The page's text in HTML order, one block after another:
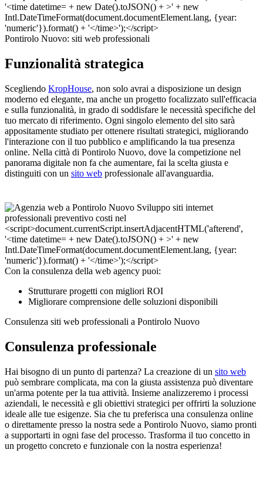
Pontirolo Nuovo: siti web professionali
Funzionalità strategica
Scegliendo KropHouse, non solo avrai a disposizione un design
moderno ed elegante, ma anche un progetto focalizzato sull'efficacia
e sulla funzionalità, in grado di soddisfare le necessità specifiche del
tuo mercato di riferimento. Ogni singolo elemento del sito sarà
appositamente studiato per ottenere risultati strategici, migliorando
l'interazione con il tuo pubblico e amplificando la tua presenza
online. Nella città di Pontirolo Nuovo, dove la competizione nel
panorama digitale non fa che aumentare, fai la scelta giusta e
distinguiti con un sito web professionale all'avanguardia.
Con la consulenza della web agency puoi:
Strutturare progetti con migliori ROI
Migliorare comprensione delle soluzioni disponibili
Consulenza siti web professionali a Pontirolo Nuovo
Consulenza professionale
Hai bisogno di un punto di partenza? La creazione di un sito web
può sembrare complicata, ma con la giusta assistenza può diventare
un'arma potente per la tua attività. Insieme analizzeremo i processi
aziendali, le necessità e gli obiettivi strategici per offrirti la soluzione
ideale alle tue esigenze. Sia che tu preferisca una consulenza online
o direttamente presso la nostra sede a Pontirolo Nuovo, siamo pronti
a supportarti in ogni fase del processo. Trasforma il tuo concetto in
un progetto concreto e funzionale con la nostra esperienza!